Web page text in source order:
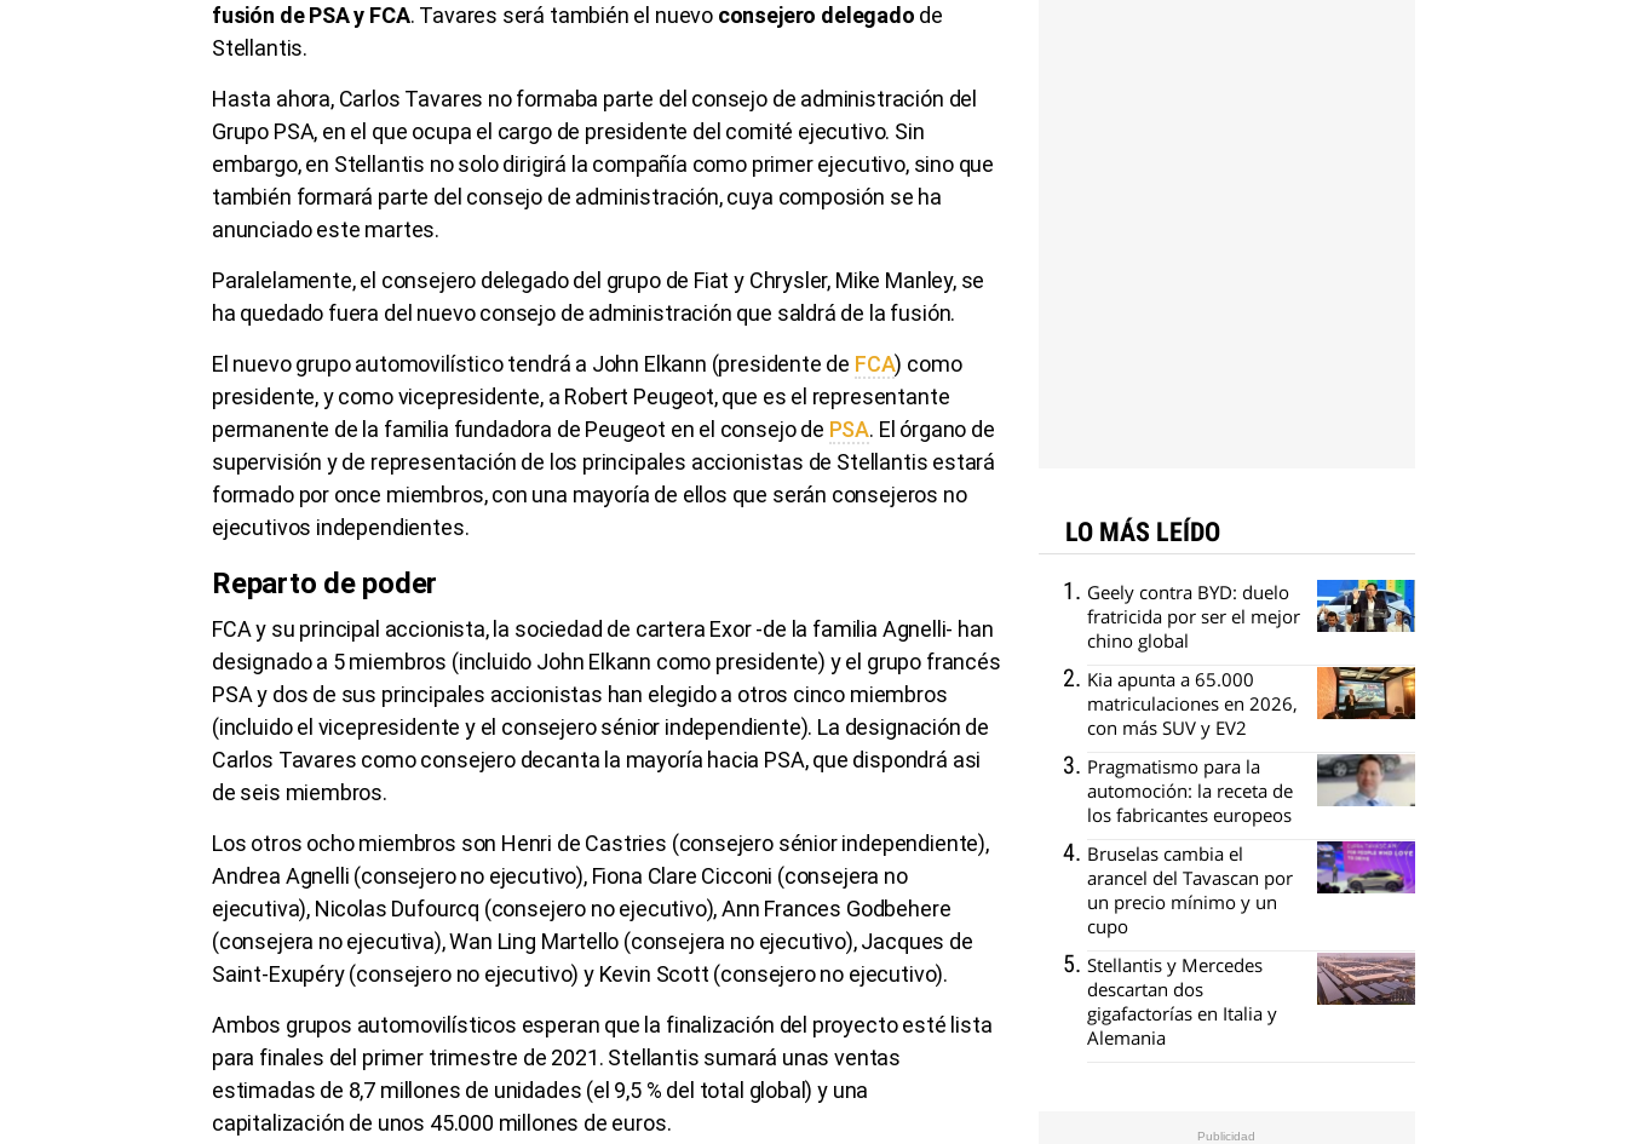
fusión de PSA y FCA. Tavares será también el nuevo consejero delegado de
Stellantis.
Hasta ahora, Carlos Tavares no formaba parte del consejo de administración del
Grupo PSA, en el que ocupa el cargo de presidente del comité ejecutivo. Sin
embargo, en Stellantis no solo dirigirá la compañía como primer ejecutivo, sino que
también formará parte del consejo de administración, cuya composión se ha
anunciado este martes.
Paralelamente, el consejero delegado del grupo de Fiat y Chrysler, Mike Manley, se
ha quedado fuera del nuevo consejo de administración que saldrá de la fusión.
El nuevo grupo automovilístico tendrá a John Elkann (presidente de FCA) como
presidente, y como vicepresidente, a Robert Peugeot, que es el representante
permanente de la familia fundadora de Peugeot en el consejo de PSA. El órgano de
supervisión y de representación de los principales accionistas de Stellantis estará
formado por once miembros, con una mayoría de ellos que serán consejeros no
ejecutivos independientes.
Reparto de poder
FCA y su principal accionista, la sociedad de cartera Exor -de la familia Agnelli- han
designado a 5 miembros (incluido John Elkann como presidente) y el grupo francés
PSA y dos de sus principales accionistas han elegido a otros cinco miembros
(incluido el vicepresidente y el consejero sénior independiente). La designación de
Carlos Tavares como consejero decanta la mayoría hacia PSA, que dispondrá asi
de seis miembros.
Los otros ocho miembros son Henri de Castries (consejero sénior independiente),
Andrea Agnelli (consejero no ejecutivo), Fiona Clare Cicconi (consejera no
ejecutiva), Nicolas Dufourcq (consejero no ejecutivo), Ann Frances Godbehere
(consejera no ejecutiva), Wan Ling Martello (consejera no ejecutivo), Jacques de
Saint-Exupéry (consejero no ejecutivo) y Kevin Scott (consejero no ejecutivo).
Ambos grupos automovilísticos esperan que la finalización del proyecto esté lista
para finales del primer trimestre de 2021. Stellantis sumará unas ventas
estimadas de 8,7 millones de unidades (el 9,5 % del total global) y una
capitalización de unos 45.000 millones de euros.
LO MÁS LEÍDO
Geely contra BYD: duelo
fratricida por ser el mejor
chino global
Kia apunta a 65.000
matriculaciones en 2026,
con más SUV y EV2
Pragmatismo para la
automoción: la receta de
los fabricantes europeos
Bruselas cambia el
arancel del Tavascan por
un precio mínimo y un
cupo
Stellantis y Mercedes
descartan dos
gigafactorías en Italia y
Alemania